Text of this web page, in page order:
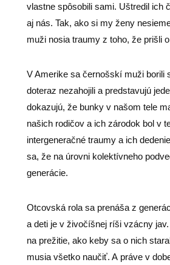
vlastne spôsobili sami. Uštredil ich
aj nás. Tak, ako si my ženy
muži nosia traumy z toho, že prišli
V Amerike sa černošskí muži borili
doteraz nezahojili a predstavujú
dokazujú, že bunky v našom tele
našich rodičov a ich zárodok bol v
intergeneračné traumy a ich
sa, že na úrovni kolektívneho
generácie.
Otcovská rola sa prenáša z
a deti je v živočíšnej ríši vzácny
na prežitie, ako keby sa o nich
musia všetko naučiť. A práve v